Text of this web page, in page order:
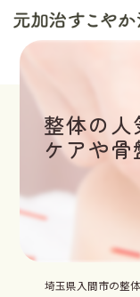
整体の人
ケアや